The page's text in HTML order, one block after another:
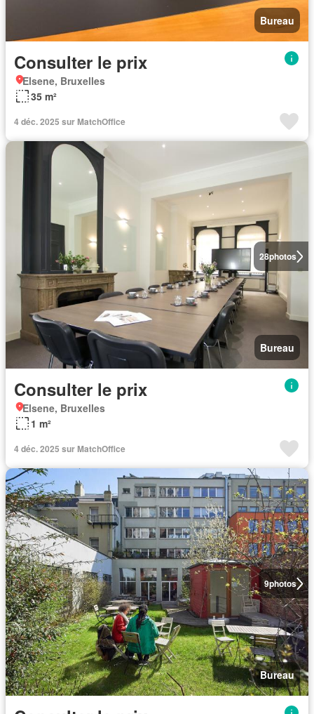
Bureau
Consulter le prix
Elsene, Bruxelles
35 m²
4 déc. 2025 sur MatchOffice
28photos
Bureau
Consulter le prix
Elsene, Bruxelles
1 m²
4 déc. 2025 sur MatchOffice
9photos
Bureau